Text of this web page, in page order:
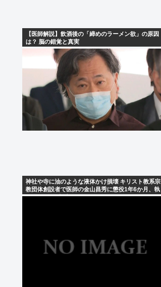
【医師解説】飲酒後の「締めのラーメン欲」の原因
は？ 脳の錯覚と真実
神社や寺に油のような液体かけ損壊 キリスト教系宗
教団体創設者で医師の金山昌秀に懲役1年6か月、執
行猶予3年の判決